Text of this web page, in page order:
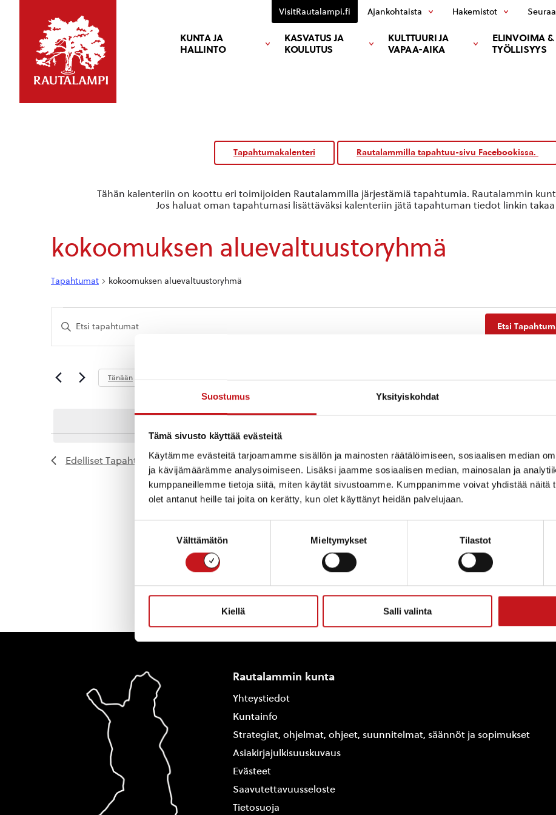
Suostumus Yksityiskohdat
Tämä sivusto käyttää evästeitä
Käytämme evästeitä tarjoamamme sisällön ja mainosten räätälöimiseen, sosiaalisen median
ja kävijämäärämme analysoimiseen. Lisäksi jaamme sosiaalisen median, mainosalan ja
kumppaneillemme tietoja siitä, miten käytät sivustoamme. Kumppanimme voivat yhdistää näitä
olet antanut heille tai joita on kerätty, kun olet käyttänyt heidän palvelujaan.
Välttämätön Mieltymykset Tilastot
Kiellä Salli valinta
KUNTA JA
HALLINTO
KASVATUS JA
KOULUTUS
KULTTUURI JA
VAPAA-AIKA
ELINVOIMA &
TYÖLLISYYS
VisitRautalampi.fi Ajankohtaista Hakemistot
Tapahtumakalenteri Rautalammilla tapahtuu-sivu Facebookissa.
kokoomuksen aluevaltuustoryhmä
Tapahtumat kokoomuksen aluevaltuustoryhmä
Tapahtumat
Tapahtumat
Etsi
Näkymät
Syötä
hakusana.
Etsi
hakusanalla.
Etsi
Tänään Tuleva
Edelliset Tapahtumat
Tähän kalenteriin on koottu eri toimijoiden Rautalammilla järjestämiä tapahtumia. Rautalammin
Jos haluat oman tapahtumasi lisättäväksi kalenteriin jätä tapahtuman tiedot linkin
Rautalammin kunta
Yhteystiedot
Kuntainfo
Strategiat, ohjelmat, ohjeet, suunnitelmat, säännöt ja sopimukset
Asiakirjajulkisuuskuvaus
Evästeet
Saavutettavuusseloste
Tietosuoja